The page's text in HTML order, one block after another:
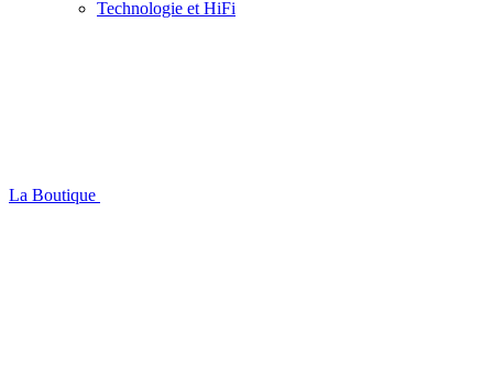
Technologie et HiFi
La Boutique